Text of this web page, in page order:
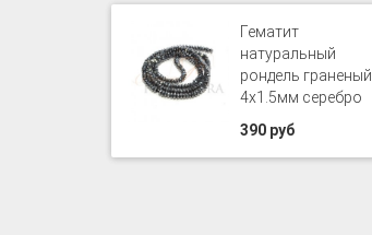
Гематит
натуральный
рондель граненый
4х1.5мм серебро
390 руб